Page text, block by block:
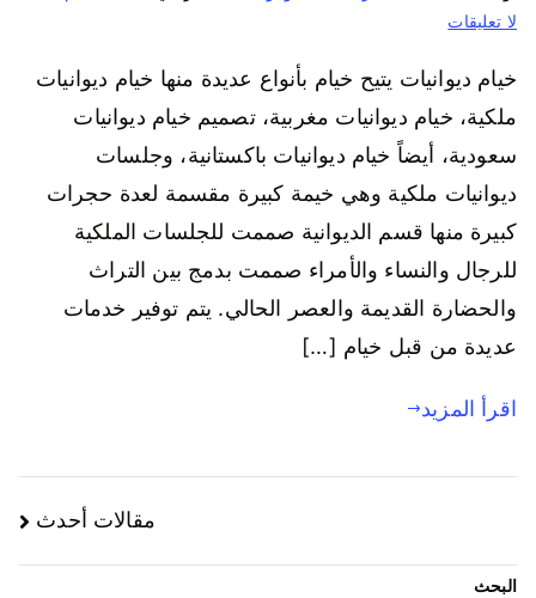
لا تعليقات
خيام ديوانيات يتيح خيام بأنواع عديدة منها خيام ديوانيات
ملكية، خيام ديوانيات مغربية، تصميم خيام ديوانيات
سعودية، أيضاً خيام ديوانيات باكستانية، وجلسات
ديوانيات ملكية وهي خيمة كبيرة مقسمة لعدة حجرات
كبيرة منها قسم الديوانية صممت للجلسات الملكية
للرجال والنساء والأمراء صممت بدمج بين التراث
والحضارة القديمة والعصر الحالي. يتم توفير خدمات
عديدة من قبل خيام […]
اقرأ المزيد
مقالات أحدث
البحث